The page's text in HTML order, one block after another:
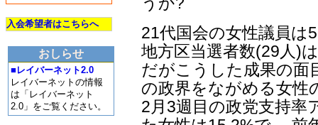
メニュー非表示
入会希望者はこちらへ
おしらせ
■レイバーネット2.0
レイバーネットの情報
は「レイバーネット
政治あるいは少数者政
うか?
21代国会の女性議員は
地方区当選者数(29人)
だがこうした成果の面
の政界をながめる女性